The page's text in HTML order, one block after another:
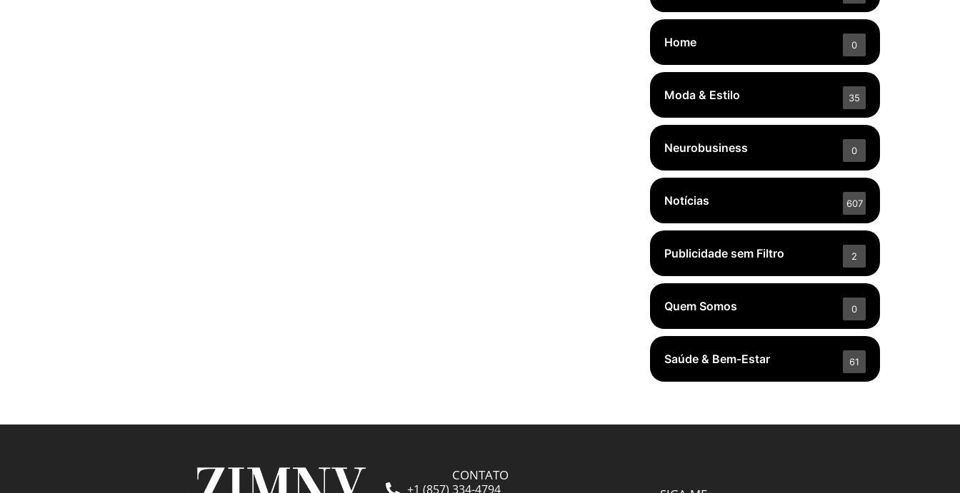
Home 0
Moda & Estilo 35
Neurobusiness 0
Notícias 607
Publicidade sem Filtro 2
Quem Somos 0
Saúde & Bem-Estar 61
CONTATO
+1 (857) 334-4794